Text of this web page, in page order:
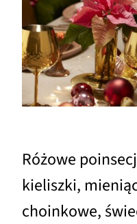
Różowe
kieliszki,
choinkowe,